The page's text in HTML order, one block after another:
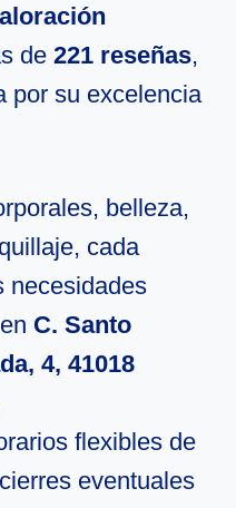
de 221 reseñas,
por su excelencia
belleza,
cada
necesidades
C. Santo
4, 41018
flexibles de
eventuales